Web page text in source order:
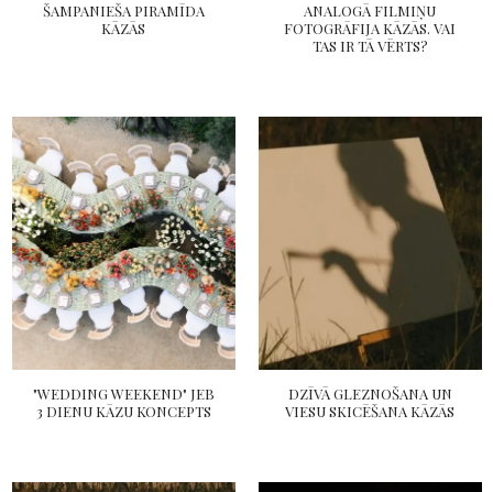
ŠAMPANIEŠA PIRAMĪDA
KĀZĀS
ANALOGĀ FILMIŅU
FOTOGRĀFIJA KĀZĀS. VAI
TAS IR TĀ VĒRTS?
"WEDDING WEEKEND" JEB
3 DIENU KĀZU KONCEPTS
DZĪVĀ GLEZNOŠANA UN
VIESU SKICĒŠANA KĀZĀS